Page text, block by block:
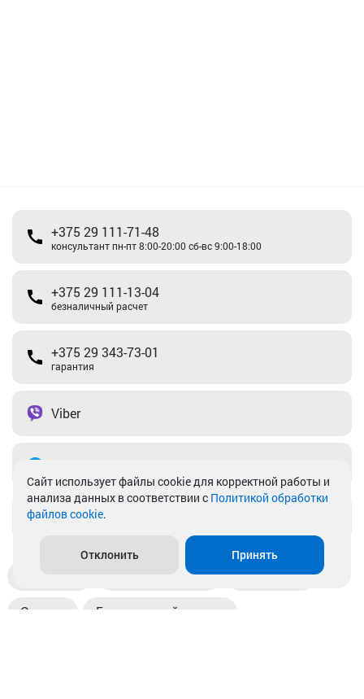
+375 29 111-71-48
консультант пн-пт 8:00-20:00 сб-вс 9:00-18:00
+375 29 111-13-04
безналичный расчет
+375 29 343-73-01
гарантия
Viber
info@akkamulik.by
Пункты выдачи Магазины
Оплата Безналичный расчет
Cайт использует файлы cookie для корректной работы и
анализа данных в соответствии с Политикой обработки
файлов cookie.
Отклонить Принять